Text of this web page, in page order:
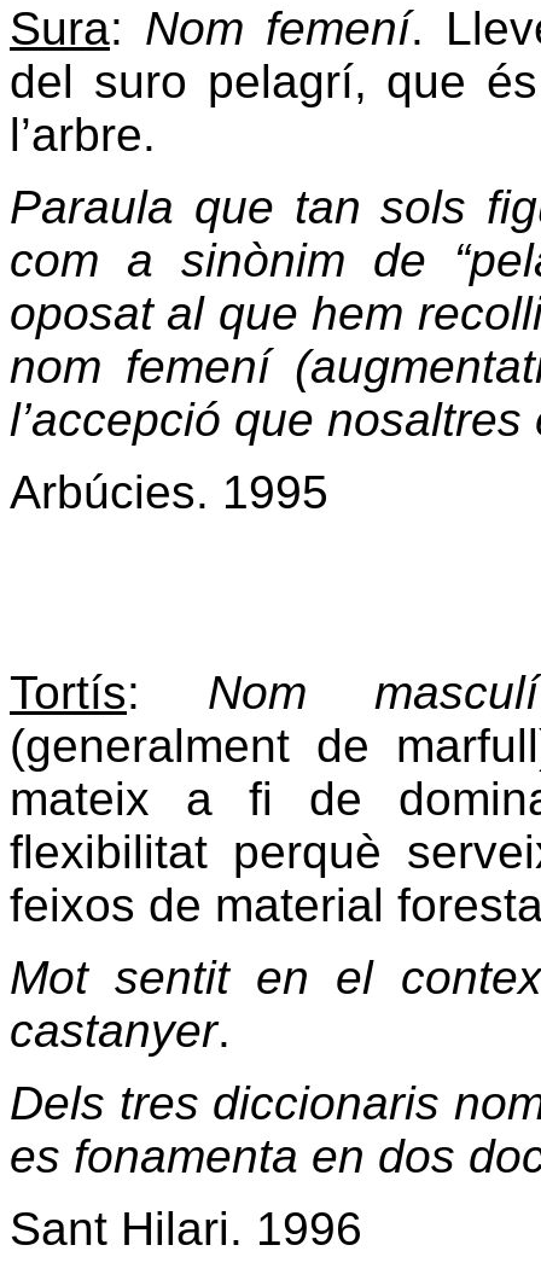
Sura: Nom femení.
del suro pelagrí, que
l’arbre.
Paraula que tan sols
com a sinònim de
oposat al que hem
nom femení
l’accepció que nosaltres
Arbúcies. 1995
Tortís: Nom masculí
(generalment de
mateix a fi de
flexibilitat perquè
feixos de material
Mot sentit en el
castanyer.
Dels tres diccionaris
es fonamenta en dos
Sant Hilari. 1996